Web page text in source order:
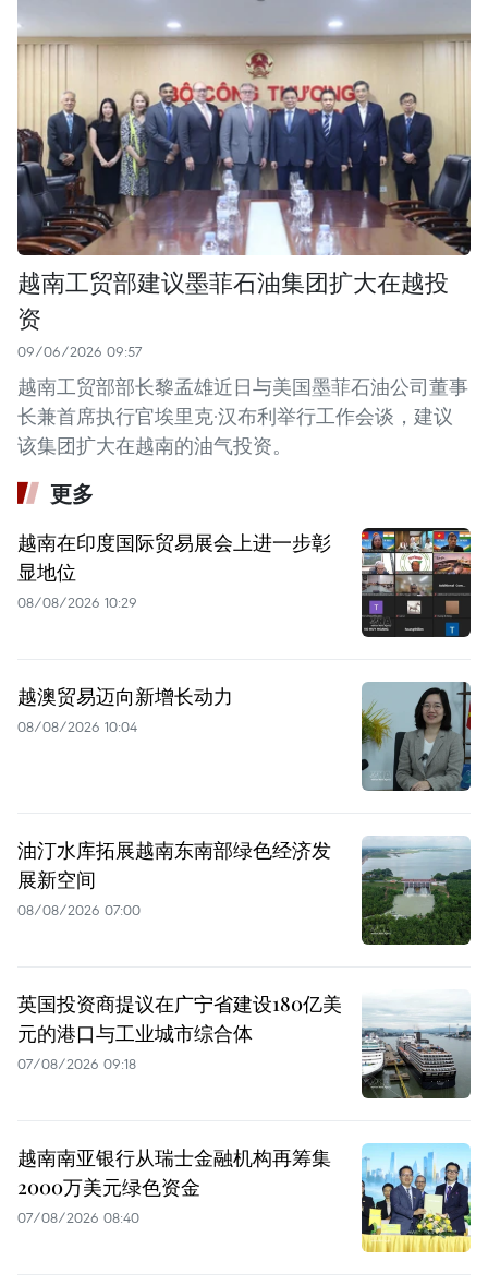
越南工贸部建议墨菲石油集团扩大在越投
资
09/06/2026 09:57
越南工贸部部长黎孟雄近日与美国墨菲石油公司董事
长兼首席执行官埃里克·汉布利举行工作会谈，建议
该集团扩大在越南的油气投资。
更多
越南在印度国际贸易展会上进一步彰
显地位
08/08/2026 10:29
越澳贸易迈向新增长动力
08/08/2026 10:04
油汀水库拓展越南东南部绿色经济发
展新空间
08/08/2026 07:00
英国投资商提议在广宁省建设180亿美
元的港口与工业城市综合体
07/08/2026 09:18
越南南亚银行从瑞士金融机构再筹集
2000万美元绿色资金
07/08/2026 08:40